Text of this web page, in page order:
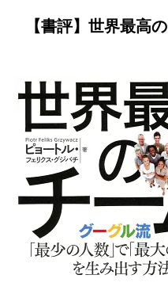
【書評】世界最高